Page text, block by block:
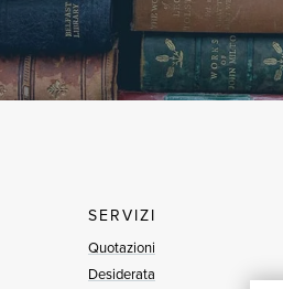
SERVIZI
Quotazioni
Desiderata